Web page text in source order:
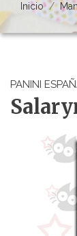
Inicio
PANINI